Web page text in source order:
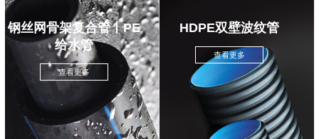
钢丝网骨架复合管丨PE
给水管
查看更多
HDPE双壁波纹管
查看更多